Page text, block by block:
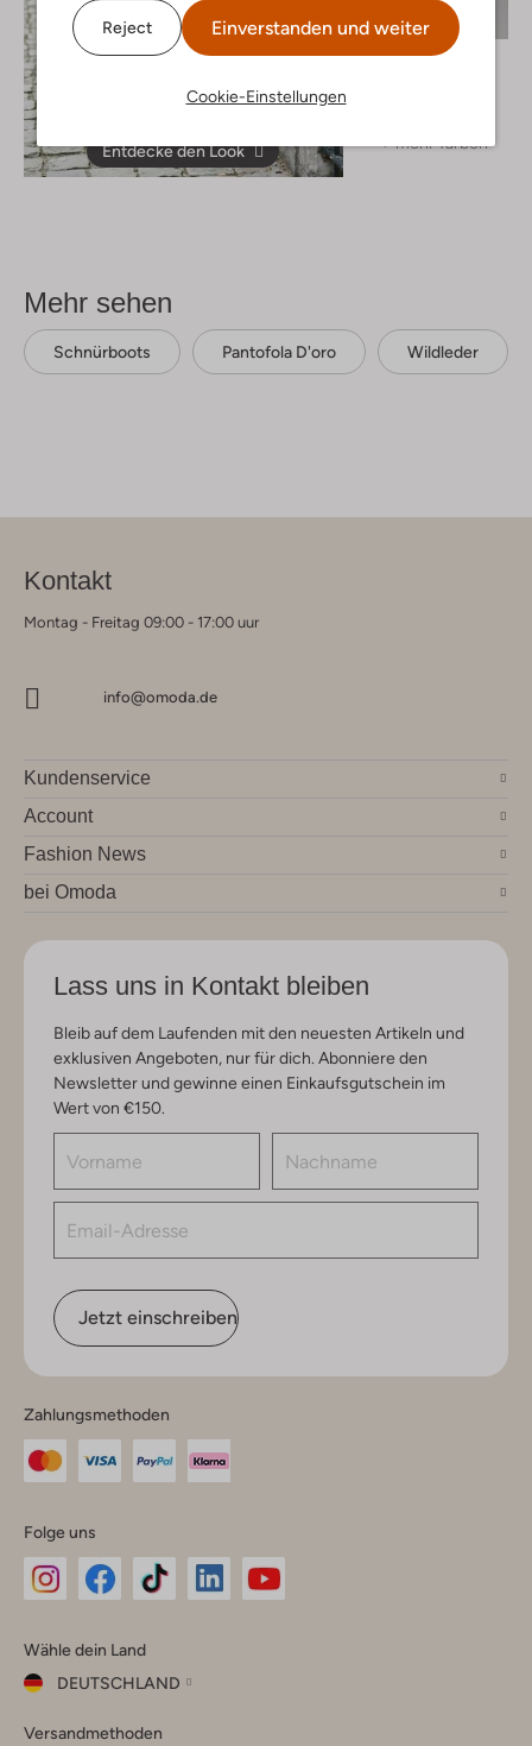
Reject Einverstanden und weiter
Cookie-Einstellungen
Entdecke den Look
Matinique
+ mehr farben
Mehr sehen
Schnürboots Pantofola D'oro Wildleder
Kontakt
Montag - Freitag 09:00 - 17:00 uur
info@omoda.de
Kundenservice
Account
Fashion News
bei Omoda
Lass uns in Kontakt bleiben
Bleib auf dem Laufenden mit den neuesten Artikeln und
exklusiven Angeboten, nur für dich. Abonniere den
Newsletter und gewinne einen Einkaufsgutschein im
Wert von €150.
Jetzt einschreiben
Zahlungsmethoden
Folge uns
Instagram
Facebook
TikTok
Wähle dein Land
DEUTSCHLAND
dein
Versandmethoden